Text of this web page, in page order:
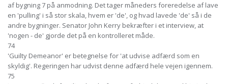
af bygning 7 på anmodning. Det tager måneders foreredelse af lave
en 'pulling' i så stor skala, hvem er 'de', og hvad lavede 'de' så i de
andre bygninger. Senator John Kerry bekræfter i et interview, at
'nogen - de' gjorde det på en kontrolleret måde.
74
'Guilty Demeanor' er betegnelse for 'at udvise adfærd som en
skyldig'. Regeringen har udvist denne adfærd hele vejen igennem.
75